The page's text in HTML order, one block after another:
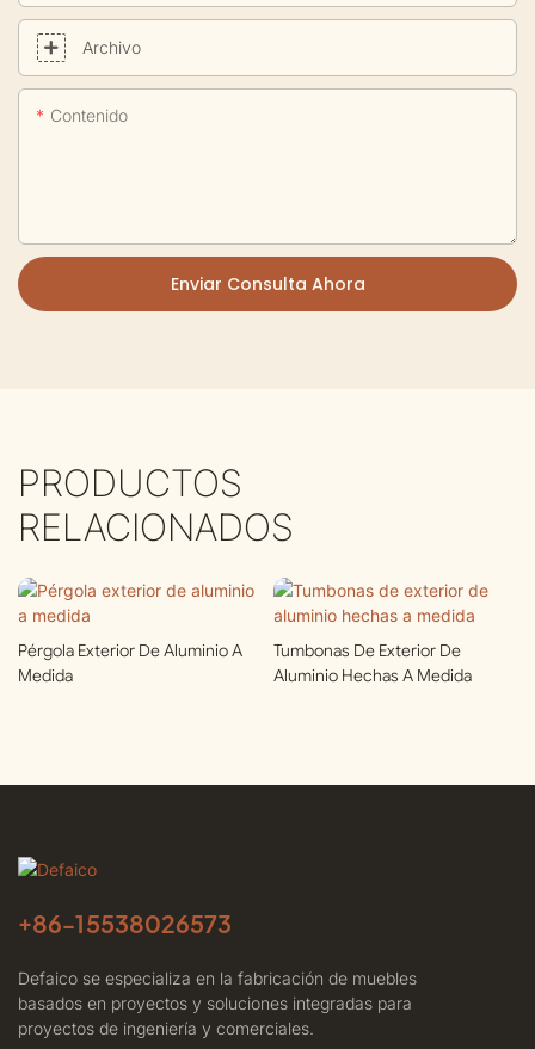
Archivo
Contenido
Enviar Consulta Ahora
PRODUCTOS
RELACIONADOS
Pérgola Exterior De Aluminio A
Medida
Tumbonas De Exterior De
Aluminio Hechas A Medida
+86-15538026573
Defaico se especializa en la fabricación de muebles
basados ​​en proyectos y soluciones integradas para
proyectos de ingeniería y comerciales.